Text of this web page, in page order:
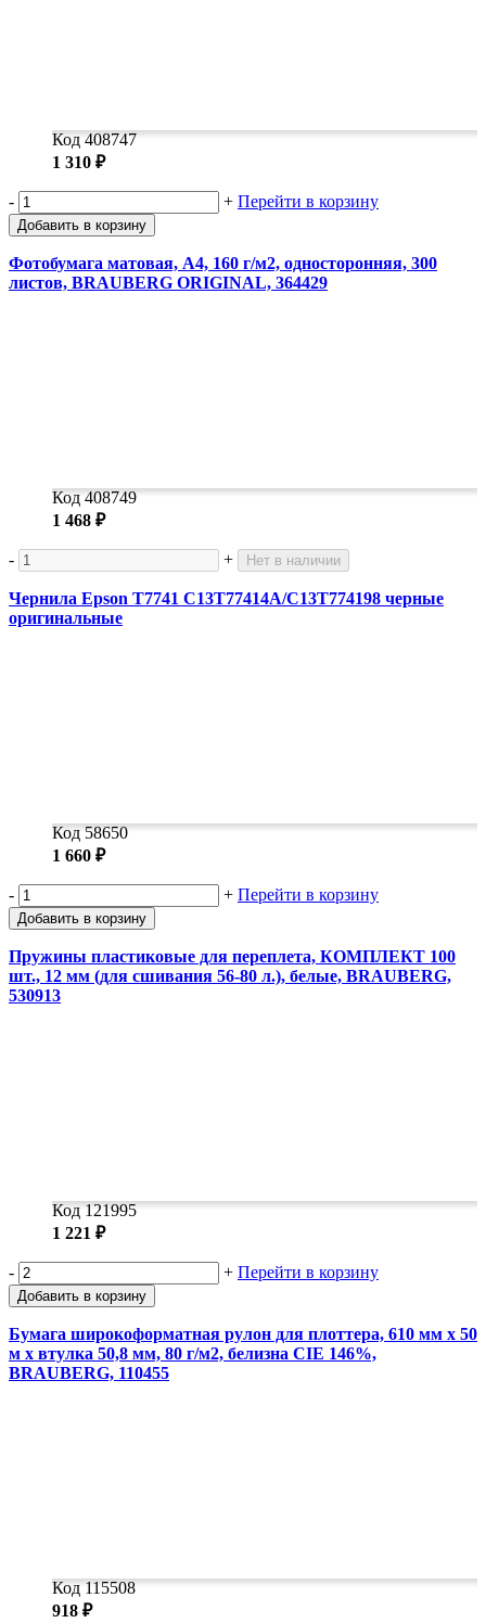
Код 408747
1 310 ₽
- + Перейти в корзину
Добавить в корзину
Фотобумага матовая, А4, 160 г/м2, односторонняя, 300
листов, BRAUBERG ORIGINAL, 364429
Код 408749
1 468 ₽
- + Нет в наличии
Чернила Epson T7741 C13T77414A/C13T774198 черные
оригинальные
Код 58650
1 660 ₽
- + Перейти в корзину
Добавить в корзину
Пружины пластиковые для переплета, КОМПЛЕКТ 100
шт., 12 мм (для сшивания 56-80 л.), белые, BRAUBERG,
530913
Код 121995
1 221 ₽
- + Перейти в корзину
Добавить в корзину
Бумага широкоформатная рулон для плоттера, 610 мм х 50
м х втулка 50,8 мм, 80 г/м2, белизна CIE 146%,
BRAUBERG, 110455
Код 115508
918 ₽